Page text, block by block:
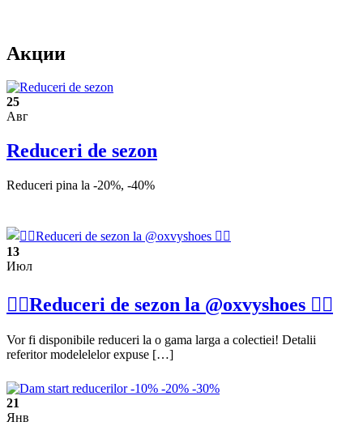
Акции
25
Авг
Reduceri de sezon
Reduceri pina la -20%, -40%
13
Июл
❤️‍🔥Reduceri de sezon la @oxvyshoes ❤️‍🔥
Vor fi disponibile reduceri la o gama larga a colectiei! Detalii
referitor modelelelor expuse […]
21
Янв